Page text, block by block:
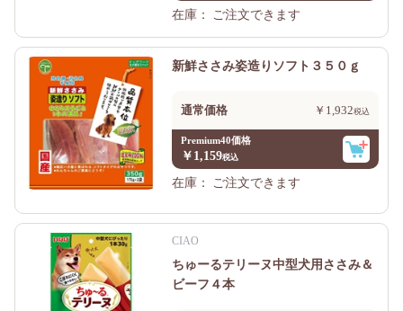
在庫： ご注文できます
新鮮ささみ姿造りソフト３５０ｇ
通常価格 ￥1,932
Premium40価格
￥1,159
在庫：
ご注文できます
CIAO
ちゅーるテリーヌ中型犬用ささみ＆
ビーフ４本